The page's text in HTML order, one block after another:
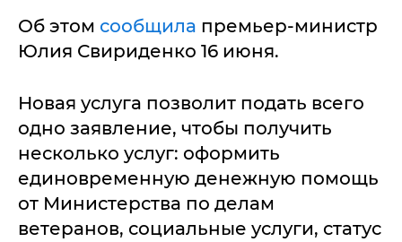
Об этом сообщила премьер-министр
Юлия Свириденко 16 июня.
Новая услуга позволит подать всего
одно заявление, чтобы получить
несколько услуг: оформить
единовременную денежную помощь
от Министерства по делам
ветеранов, социальные услуги, статус